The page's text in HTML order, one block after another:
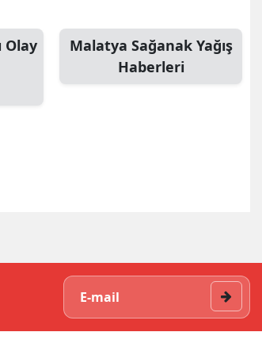
Olay
Malatya Sağanak Yağış
Haberleri